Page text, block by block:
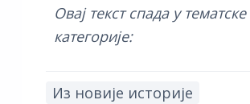
Овај текст спада у тематске
категорије:
Из новије историје